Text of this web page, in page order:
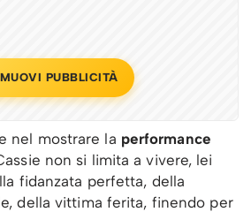
PUBBLICITÀ
nel mostrare la performance
non si limita a vivere, lei
fidanzata perfetta, della
della vittima ferita, finendo per